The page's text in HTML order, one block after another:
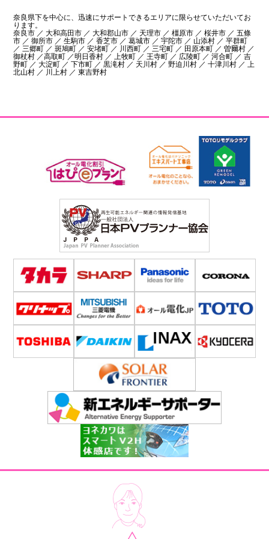
奈良県下を中心に、迅速にサポートできるエリアに限らせていただいてお
ります。
奈良市 ／ 大和高田市 ／ 大和郡山市 ／ 天理市 ／ 橿原市 ／ 桜井市 ／ 五條
市 ／ 御所市 ／ 生駒市 ／ 香芝市 ／ 葛城市 ／ 宇陀市 ／ 山添村 ／ 平群町
／ 三郷町 ／ 斑鳩町 ／ 安堵町 ／ 川西町 ／ 三宅町 ／ 田原本町 ／ 曽爾村 ／
御杖村 ／高取町 ／明日香村 ／ 上牧町 ／ 王寺町 ／ 広陵町 ／ 河合町 ／ 吉
野町 ／ 大淀町 ／ 下市町 ／ 黒滝村 ／ 天川村 ／ 野迫川村 ／ 十津川村 ／ 上
北山村 ／ 川上村 ／ 東吉野村